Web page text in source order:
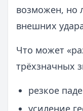
возможен, но
внешних
Что может
трёхзначных
резкое
усиление